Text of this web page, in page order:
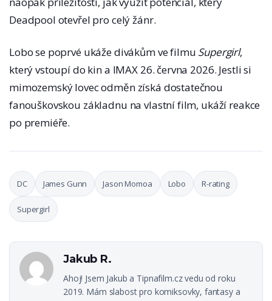
Deadpool otevřel pro celý žánr.
Lobo se poprvé ukáže divákům ve filmu Supergirl,
který vstoupí do kin a IMAX 26. června 2026. Jestli si
mimozemský lovec odměn získá dostatečnou
fanouškovskou základnu na vlastní film, ukáží reakce
po premiéře.
DC James Gunn Jason Momoa Lobo R-rating
Supergirl
Jakub R.
Ahoj! Jsem Jakub a Tipnafilm.cz vedu od roku
2019. Mám slabost pro komiksovky, fantasy a